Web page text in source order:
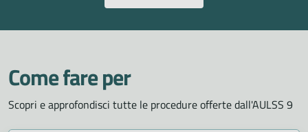
Come fare per
Scopri e approfondisci tutte le procedure offerte dall'AULSS 9